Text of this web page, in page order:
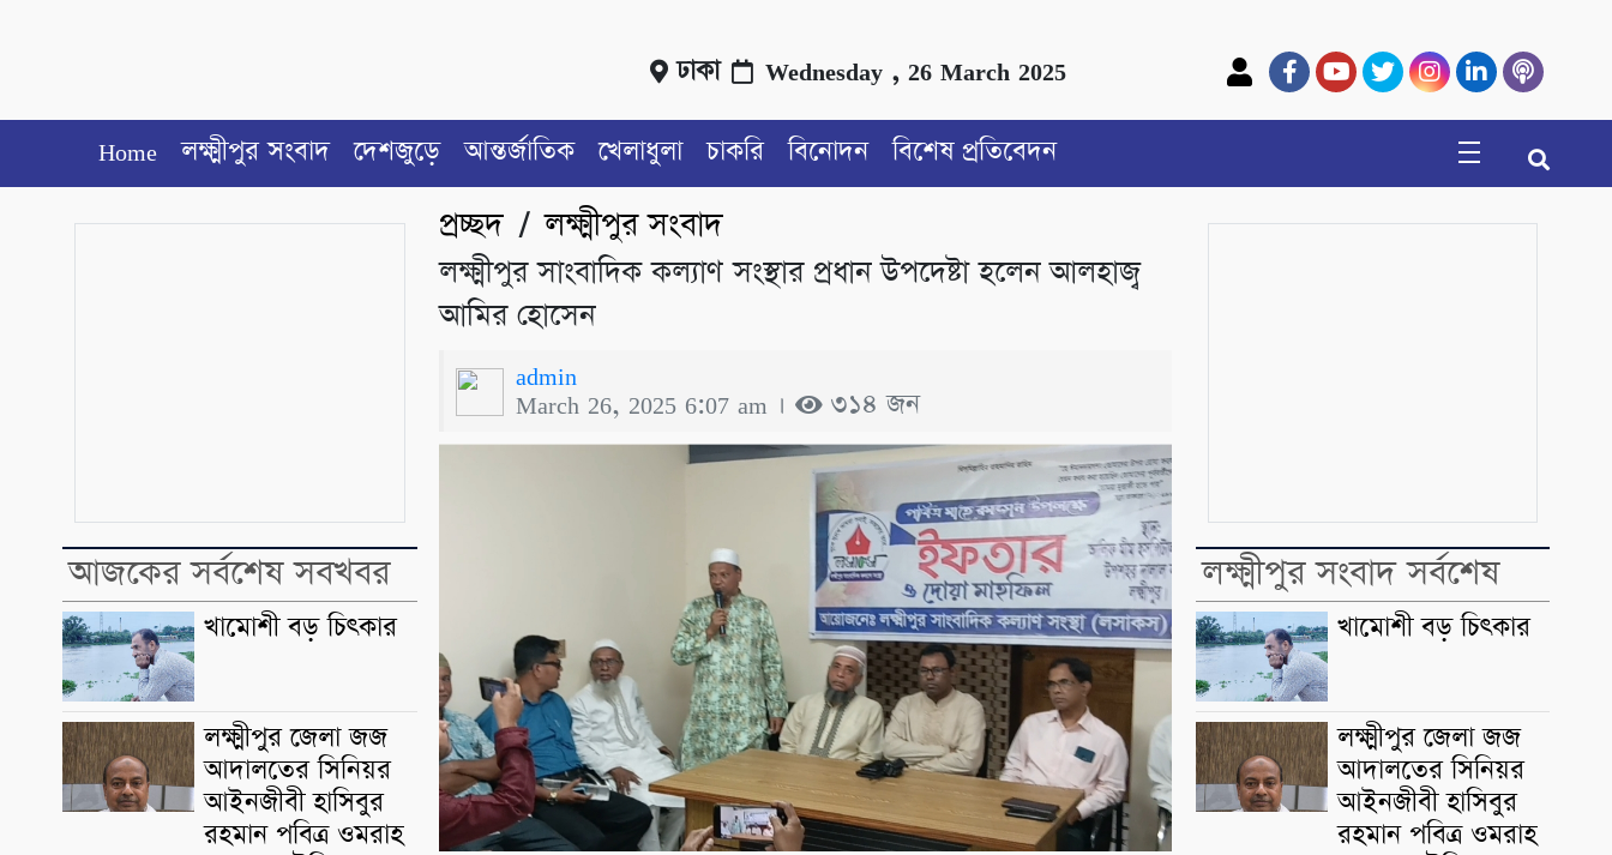
ঢাকা Wednesday , 26 March 2025
Home লক্ষ্মীপুর সংবাদ দেশজুড়ে আন্তর্জাতিক খেলাধুলা চাকরি বিনোদন বিশেষ প্রতিবেদন
আজকের সর্বশেষ সবখবর
খামোশী বড় চিৎকার
লক্ষ্মীপুর জেলা জজ
আদালতের সিনিয়র
আইনজীবী হাসিবুর
রহমান পবিত্র ওমরাহ
প্রচ্ছদ/লক্ষ্মীপুর সংবাদ
লক্ষ্মীপুর সাংবাদিক কল্যাণ সংস্থার প্রধান উপদেষ্টা হলেন আলহাজ্ব
আমির হোসেন
admin
March 26, 2025 6:07 am । ৩১৪ জন
লক্ষ্মীপুর সংবাদ সর্বশেষ
খামোশী বড় চিৎকার
লক্ষ্মীপুর জেলা জজ
আদালতের সিনিয়র
আইনজীবী হাসিবুর
রহমান পবিত্র ওমরাহ